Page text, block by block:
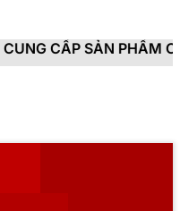
CHÍNH HÃNG,